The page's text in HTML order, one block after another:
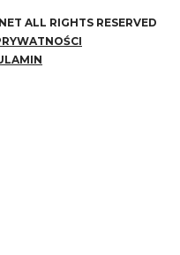
ALL RIGHTS RESERVED